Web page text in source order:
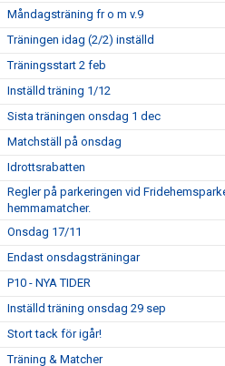
Måndagsträning fr o m v.9
Träningen idag (2/2) inställd
Träningsstart 2 feb
Inställd träning 1/12
Sista träningen onsdag 1 dec
Matchställ på onsdag
Idrottsrabatten
Regler på parkeringen vid
hemmamatcher.
Onsdag 17/11
Endast onsdagsträningar
P10 - NYA TIDER
Inställd träning onsdag 29 sep
Stort tack för igår!
Träning & Matcher